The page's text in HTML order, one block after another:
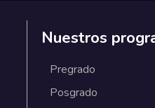
Nuestros
Pregrado
Posgrado